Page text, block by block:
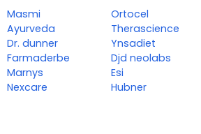
Masmi
Ayurveda
Dr. dunner
Farmaderbe
Marnys
Nexcare
Ortocel
Therascience
Ynsadiet
Djd neolabs
Esi
Hubner